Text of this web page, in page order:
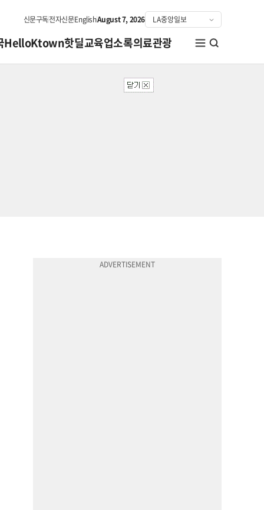
신문구독전자신문EnglishAugust 7, 2026
HelloKtown핫딜교육업소록의료관광